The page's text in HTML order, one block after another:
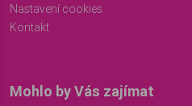
Nastavení cookies
Kontakt
Mohlo by Vás zajímat